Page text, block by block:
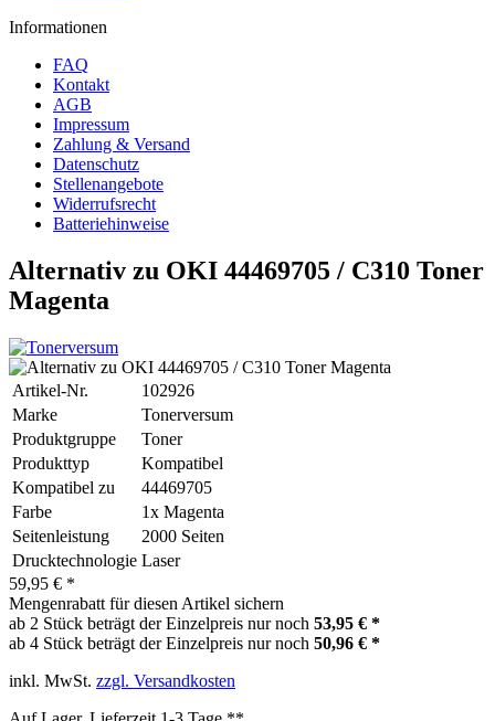
Informationen
FAQ
Kontakt
AGB
Impressum
Zahlung & Versand
Datenschutz
Stellenangebote
Widerrufsrecht
Batteriehinweise
Alternativ zu OKI 44469705 / C310 Toner
Magenta
Artikel-Nr.
102926
Marke
Tonerversum
Produktgruppe
Toner
Produkttyp
Kompatibel
Kompatibel zu
44469705
Farbe
1x Magenta
Seitenleistung
2000 Seiten
Drucktechnologie Laser
59,95 € *
Mengenrabatt für diesen Artikel sichern
ab 2 Stück beträgt der Einzelpreis nur noch 53,95 € *
ab 4 Stück beträgt der Einzelpreis nur noch 50,96 € *
inkl. MwSt. zzgl. Versandkosten